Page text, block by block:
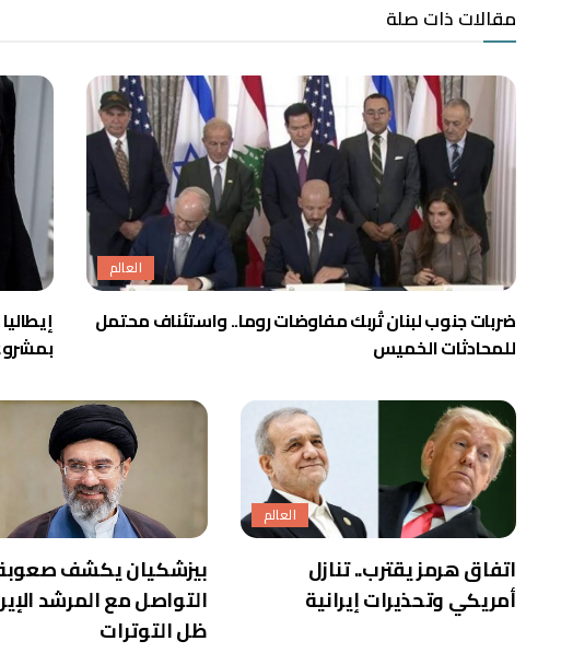
مقالات ذات صلة
العالم
ضربات جنوب لبنان تُربك مفاوضات روما.. واستئناف محتمل
للمحادثات الخميس
العالم
اتفاق هرمز يقترب.. تنازل
أمريكي وتحذيرات إيرانية
بيزشكيان يكشف
التواصل مع المرشد
ظل التوترات